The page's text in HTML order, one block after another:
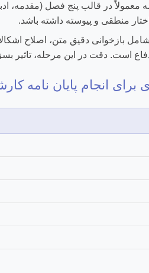
معمولاً در قالب پنج فصل (مقدمه،
منطقی و پیوسته داشته باشد.
بازخوانی دقیق متن، اصلاح
است. دقت در این مرحله، تاثیر
برای انجام پایان نامه